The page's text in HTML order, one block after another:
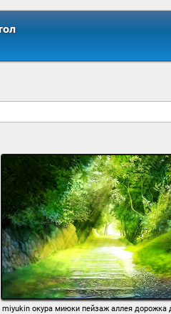
miyukin окура миюки пейзаж аллея дорожка